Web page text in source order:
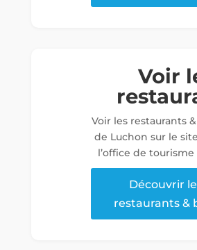
Voir
Voir les restaurants
de Luchon sur le
l’office de tourisme
Découvrir
restaurants &